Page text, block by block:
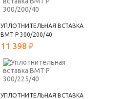
УПЛОТНИТЕЛЬНАЯ ВСТАВКА
ВМТ Р 300/200/40
11 398 ₽
УПЛОТНИТЕЛЬНАЯ ВСТАВКА